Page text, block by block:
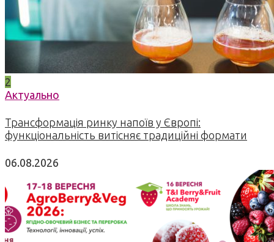
2
Актуально
Трансформація ринку напоїв у Європі:
функціональність витісняє традиційні формати
06.08.2026